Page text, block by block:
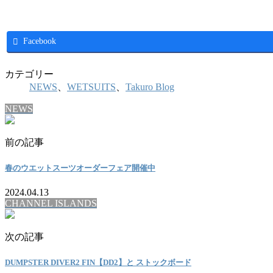
Facebook
カテゴリー
NEWS
WETSUITS Takuro Blog
NEWS
前の記事
春のウエットスーツオーダーフェア開催中
2024.04.13
CHANNEL ISLANDS
次の記事
DUMPSTER DIVER2 FIN【DD2】と ストックボード